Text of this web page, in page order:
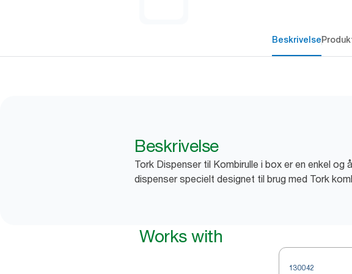
Beskrivelse
Beskrivelse
Tork Dispenser til Kombirulle i box er en enkel og
dispenser specielt designet til brug med Tork
Works with
130042